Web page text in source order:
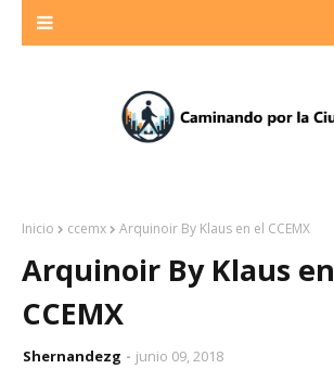
Inicio ccemx Arquinoir By Klaus en el CCEMX
Arquinoir By Klaus
CCEMX
Shernandezg junio 09, 2018